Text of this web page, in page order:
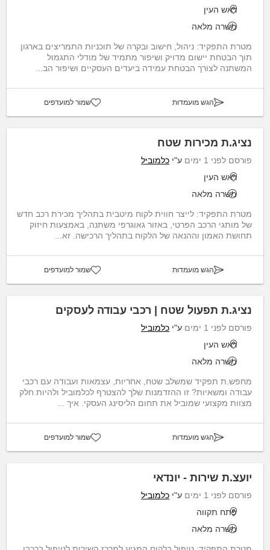
ראש העין
משרה מלאה
מטרת התפקיד: ניהול, חישוב ובקרה של תוכניות התמריצים בארגון
תוך הבטחת יישום מדויק ושיפור מתמיד של מודלי התגמול
המשתנה לצורך הבטחת עמידה ביעדים העסקיים ושיפור הב...
הגש מועמדות שמור למועדפים
נציג.ת מכירות שטח
פורסם לפני 1 ימים ע"י כלמוביל
ראש העין
משרה מלאה
מטרת התפקיד: לייצר חווית לקוח מיטבית בתהליך מכירת רכב חדש
של מותגי הרכב הפרטי, באזור גאוגרפי משתנה, באמצעות חיזוק
תחושת האמון וההנאה של הלקוח בתהליך הרכישה. זא...
הגש מועמדות שמור למועדפים
נציג.ת תפעול שטח | רכבי עבודה לעסקים
פורסם לפני 1 ימים ע"י כלמוביל
ראש העין
משרה מלאה
מחפש.ת תפקיד שמשלב שטח, אחריות, עצמאות ועבודה עם רכבי
עבודה ומשאיות? זו ההזדמנות שלך להצטרף לכלמוביל ולהיות חלק
מצוות מקצועי שמוביל את תחום הליסינג העסקי. איך ...
הגש מועמדות שמור למועדפים
יועצ.ת שירות - יונדאי
פורסם לפני 1 ימים ע"י כלמוביל
פתח תקווה
משרה מלאה